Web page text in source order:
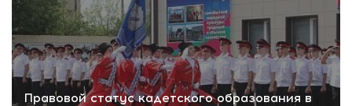
Правовой статус кадетского образования в